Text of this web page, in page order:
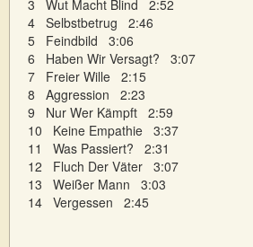
3 Wut Macht Blind 2:52
4 Selbstbetrug 2:46
5 Feindbild 3:06
6 Haben Wir Versagt? 3:07
7 Freier Wille 2:15
8 Aggression 2:23
9 Nur Wer Kämpft 2:59
10 Keine Empathie 3:37
11 Was Passiert? 2:31
12 Fluch Der Väter 3:07
13 Weißer Mann 3:03
14 Vergessen 2:45